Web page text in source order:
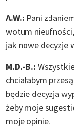
A.W.: Pani
wotum
jak nowe decyzje
M.D.-B.:
chciałabym
będzie decyzja
żeby moje
moje opinie.